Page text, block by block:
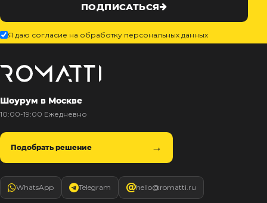
ПОДПИСАТЬСЯ
Я даю согласие на обработку персональных данных
Шоурум в Москве
10:00-19:00 Ежедневно
Подобрать решение
WhatsApp Telegram hello@romatti.ru